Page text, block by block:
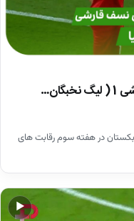
در هفته سوم رقابت ‌های
▶